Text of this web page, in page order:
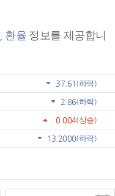
환율 정보를 제공합니
37.61 (하락)
2.86(하락)
0.004(상승)
13.2000(하락)